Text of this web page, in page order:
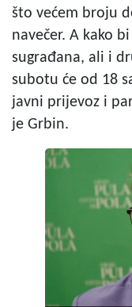
što većem broju
navečer. A kako
sugrađana, ali i
subotu će od 18
javni prijevoz i
je Grbin.